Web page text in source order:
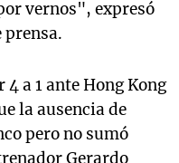
vernos", expresó
prensa.
a 1 ante Hong Kong
la ausencia de
pero no sumó
Gerardo